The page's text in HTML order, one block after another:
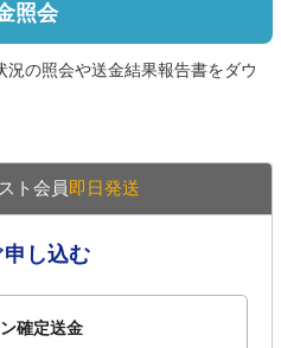
照会
況の照会や送金結果報告書をダウ
ト会員即日発送
し込む
確定送金